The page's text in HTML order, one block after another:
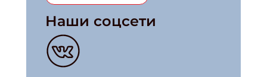
Наши соцсети